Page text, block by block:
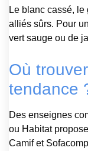
Le blanc cassé,
alliés sûrs. Pour
vert sauge ou de
Où
tendance
Des enseignes
ou Habitat
Camif et